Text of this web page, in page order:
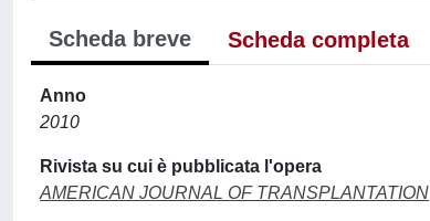
Scheda breve Scheda completa
Anno
2010
Rivista su cui è pubblicata l'opera
AMERICAN JOURNAL OF TRANSPLANTATION